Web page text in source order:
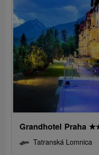
Grandhotel Praha ★
Tatranská Lomnica